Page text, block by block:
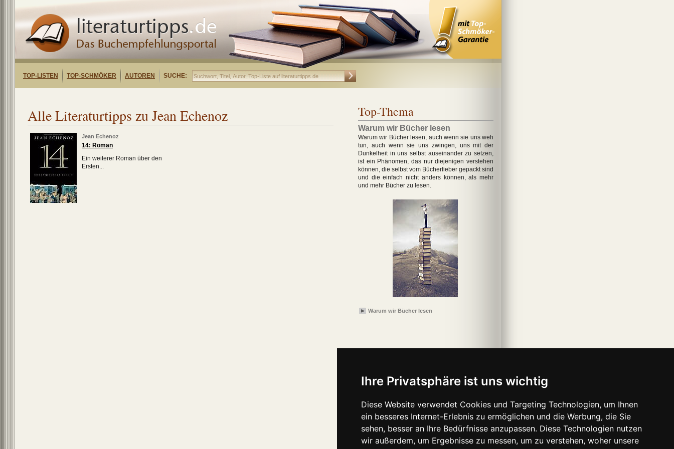
Ihre Privatsphäre ist uns wichtig
Diese Website verwendet Cookies und Targeting Technologien, um Ihnen
ein besseres Internet-Erlebnis zu ermöglichen und die Werbung, die Sie
sehen, besser an Ihre Bedürfnisse anzupassen. Diese Technologien nutzen
wir außerdem, um Ergebnisse zu messen, um zu verstehen, woher unsere
TOP-LISTEN TOP-SCHMÖKER AUTOREN SUCHE:
Alle Literaturtipps zu Jean Echenoz
Jean Echenoz
14: Roman
Ein weiterer Roman über den
Ersten...
Top-Thema
Warum wir Bücher lesen
Warum wir Bücher lesen, auch wenn sie uns weh
tun, auch wenn sie uns zwingen, uns mit der
Dunkelheit in uns selbst auseinander zu setzen,
ist ein Phänomen, das nur diejenigen verstehen
können, die selbst vom Bücherfieber gepackt sind
und die einfach nicht anders können, als mehr
und mehr Bücher zu lesen.
Warum wir Bücher lesen